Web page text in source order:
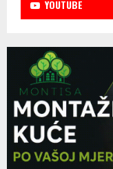
YOUTUBE